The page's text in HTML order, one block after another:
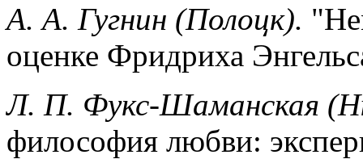
А. А. Гугнин (Полоцк).
оценке Фридриха
Л. П. Фукс-Шаманская
философия любви: